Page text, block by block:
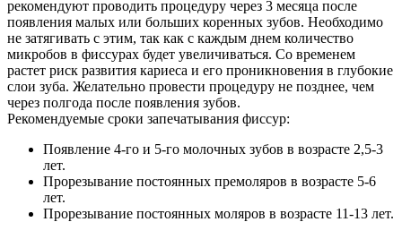
рекомендуют проводить процедуру через 3 месяца после
появления малых или больших коренных зубов. Необходимо
не затягивать с этим, так как с каждым днем количество
микробов в фиссурах будет увеличиваться. Со временем
растет риск развития кариеса и его проникновения в глубокие
слои зуба. Желательно провести процедуру не позднее, чем
через полгода после появления зубов.
Рекомендуемые сроки запечатывания фиссур:
Появление 4-го и 5-го молочных зубов в возрасте 2,5-3
лет.
Прорезывание постоянных премоляров в возрасте 5-6
лет.
Прорезывание постоянных моляров в возрасте 11-13 лет.